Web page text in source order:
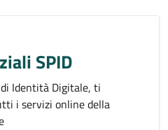
SPID
Identità Digitale, ti
i servizi online della